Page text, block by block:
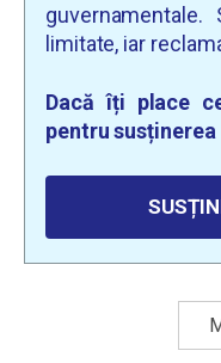
limitate, iar
Dacă îți place
pentru